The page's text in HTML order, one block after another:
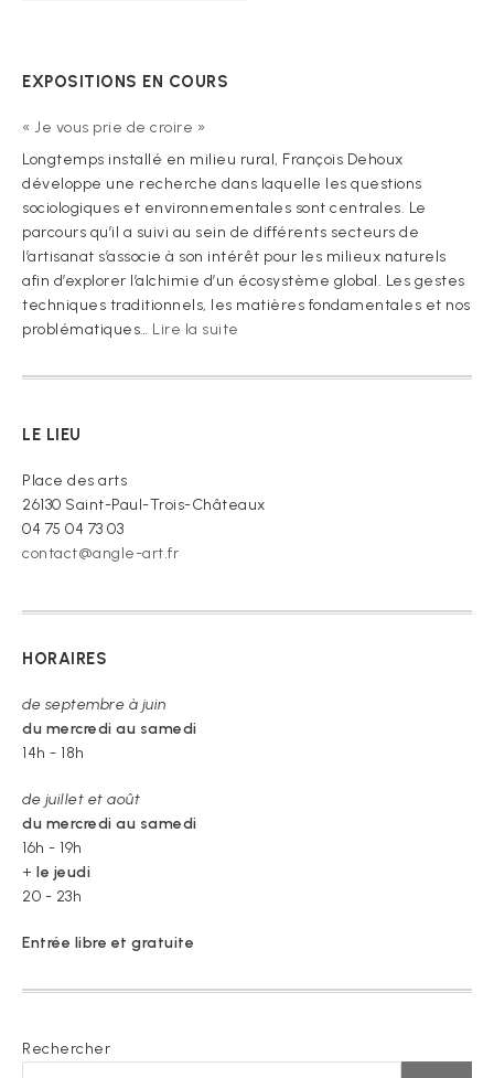
EXPOSITIONS EN COURS
« Je vous prie de croire »
Longtemps installé en milieu rural, François Dehoux
développe une recherche dans laquelle les questions
sociologiques et environnementales sont centrales. Le
parcours qu’il a suivi au sein de différents secteurs de
l’artisanat s’associe à son intérêt pour les milieux naturels
afin d’explorer l’alchimie d’un écosystème global. Les gestes
techniques traditionnels, les matières fondamentales et nos
problématiques… Lire la suite
vous
LE LIEU
Place des arts
26130 Saint-Paul-Trois-Châteaux
04 75 04 73 03
contact@angle-art.fr
HORAIRES
de septembre à juin
du mercredi au samedi
14h - 18h
de juillet et août
du mercredi au samedi
16h - 19h
+ le jeudi
20 - 23h
Entrée libre et gratuite
Rechercher